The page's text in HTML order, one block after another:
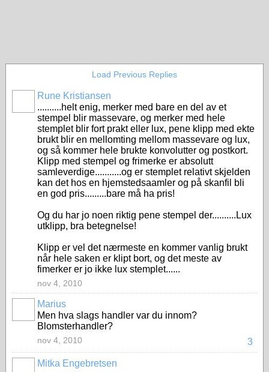
Load Previous Replies
Rune Kristiansen
..........helt enig, merker med bare en del av et
stempel blir massevare, og merker med hele
stemplet blir fort prakt eller lux, pene klipp med ekte
brukt blir en mellomting mellom massevare og lux,
og så kommer hele brukte konvolutter og postkort.
Klipp med stempel og frimerke er absolutt
samleverdige...........og er stemplet relativt skjelden
kan det hos en hjemstedsaamler og på skanfil bli
en god pris.........bare må ha pris!
Og du har jo noen riktig pene stempel der..........Lux
utklipp, bra betegnelse!
Klipp er vel det nærmeste en kommer vanlig brukt
når hele saken er klipt bort, og det meste av
fimerker er jo ikke lux stemplet......
nov 4, 2010
Marius
Men hva slags handler var du innom?
Blomsterhandler?
3
nov 4, 2010
Mitka Engebretsen